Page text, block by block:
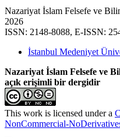
Nazariyat İslam Felsefe ve
2026
ISSN: 2148-8088, E-ISSN:
İstanbul Medeniyet
Nazariyat İslam Felsefe ve
açık erişimli bir dergidir
This work is licensed under a
NonCommercial-